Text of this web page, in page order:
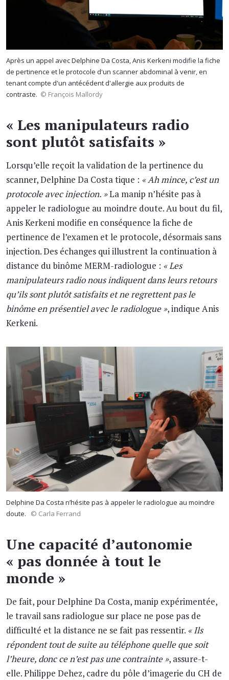
Après un appel avec Delphine Da Costa, Anis Kerkeni modifie la fiche
de pertinence et le protocole d'un scanner abdominal à venir, en
tenant compte d'un antécédent d'allergie aux produits de
contraste. © François Mallordy
« Les manipulateurs radio
sont plutôt satisfaits »
Lorsqu’elle reçoit la validation de la pertinence du
scanner, Delphine Da Costa tique : « Ah mince, c’est un
protocole avec injection. »La manip n’hésite pas à
appeler le radiologue au moindre doute. Au bout du fil,
Anis Kerkeni modifie en conséquence la fiche de
pertinence de l’examen et le protocole, désormais sans
injection. Des échanges qui illustrent la continuation à
distance du binôme MERM-radiologue : « Les
manipulateurs radio nous indiquent dans leurs retours
qu’ils sont plutôt satisfaits et ne regrettent pas le
binôme en présentiel avec le radiologue », indique Anis
Kerkeni.
Delphine Da Costa n’hésite pas à appeler le radiologue au moindre
doute.
© Carla Ferrand
Une capacité d’autonomie
« pas donnée à tout le
monde »
De fait, pour Delphine Da Costa, manip expérimentée,
le travail sans radiologue sur place ne pose pas de
difficulté et la distance ne se fait pas ressentir. « Ils
répondent tout de suite au téléphone quelle que soit
l’heure, donc ce n’est pas une contrainte », assure-t-
elle. Philippe Dehez, cadre du pôle d’imagerie du CH de